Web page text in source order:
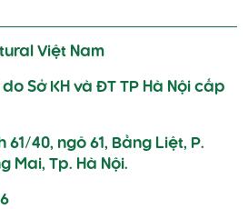
Việt Nam
do Sở KH và ĐT TP Hà Nội cấp
40, ngõ 61, Bằng Liệt, P.
Mai, Tp. Hà Nội.